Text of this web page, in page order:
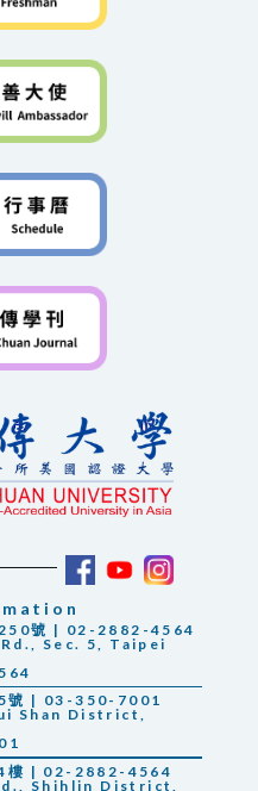
250號 | 02-2882-4564
Sec. 5, Taipei
5號 | 03-350-7001
Shan District,
4樓 | 02-2882-4564
Shihlin District,